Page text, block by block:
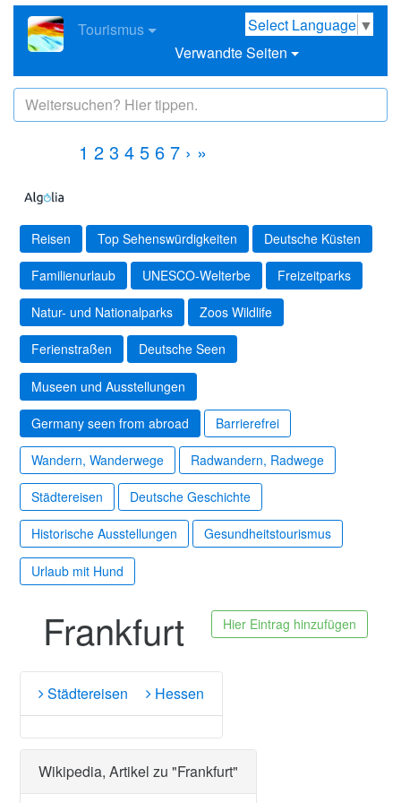
Select Language ▼
Tourismus
Verwandte Seiten
1 2 3 4 5 6 7 › »
Reisen Top Sehenswürdigkeiten Deutsche Küsten
Familienurlaub UNESCO-Welterbe Freizeitparks
Natur- und Nationalparks Zoos Wildlife
Ferienstraßen Deutsche Seen
Museen und Ausstellungen
Germany seen from abroad Barrierefrei
Wandern, Wanderwege Radwandern, Radwege
Städtereisen Deutsche Geschichte
Historische Ausstellungen Gesundheitstourismus
Urlaub mit Hund
Frankfurt Hier Eintrag hinzufügen
Städtereisen Hessen
Wikipedia, Artikel zu "Frankfurt"